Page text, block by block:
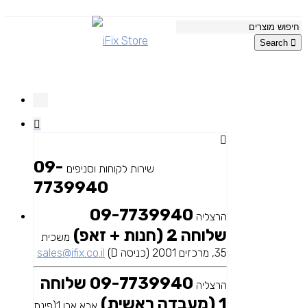
Search
שירות לקוחות וסניפים 09-
7739940
הרצליה 09-7739940
שלוחה 2 (חנות + זאפ)
משכית
35, מרכזים 2001 (כניסה D)
sales@ifix.co.il
הרצליה
09-7739940 שלוחה
1 (מעבדה ראשית)